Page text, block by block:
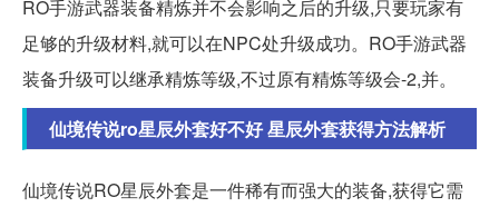
RO手游武器装备精炼并不会影响之后的升级,只要玩家有
足够的升级材料,就可以在NPC处升级成功。RO手游武器
装备升级可以继承精炼等级,不过原有精炼等级会-2,并。
仙境传说ro星辰外套好不好 星辰外套获得方法解析
仙境传说RO星辰外套是一件稀有而强大的装备,获得它需